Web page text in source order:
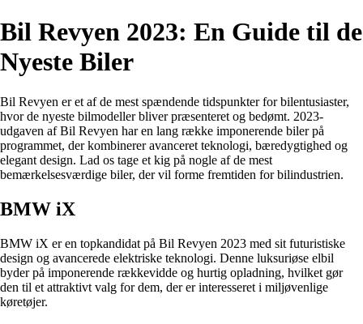
Bil Revyen 2023: En Guide til de
Nyeste Biler
Bil Revyen er et af de mest spændende tidspunkter for bilentusiaster,
hvor de nyeste bilmodeller bliver præsenteret og bedømt. 2023-
udgaven af Bil Revyen har en lang række imponerende biler på
programmet, der kombinerer avanceret teknologi, bæredygtighed og
elegant design. Lad os tage et kig på nogle af de mest
bemærkelsesværdige biler, der vil forme fremtiden for bilindustrien.
BMW iX
BMW iX er en topkandidat på Bil Revyen 2023 med sit futuristiske
design og avancerede elektriske teknologi. Denne luksuriøse elbil
byder på imponerende rækkevidde og hurtig opladning, hvilket gør
den til et attraktivt valg for dem, der er interesseret i miljøvenlige
køretøjer.